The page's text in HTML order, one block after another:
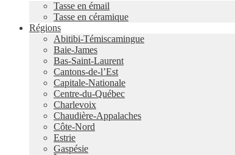
Tasse en émail
Tasse en céramique
Régions
Abitibi-Témiscamingue
Baie-James
Bas-Saint-Laurent
Cantons-de-l’Est
Capitale-Nationale
Centre-du-Québec
Charlevoix
Chaudière-Appalaches
Côte-Nord
Estrie
Gaspésie